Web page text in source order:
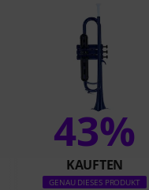
43%
KAUFTEN
GENAU DIESES PRODUKT